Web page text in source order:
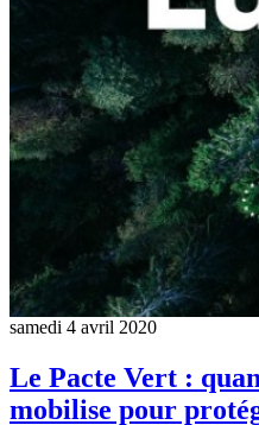
samedi 4 avril 2020
Le Pacte Vert :
mobilise pour